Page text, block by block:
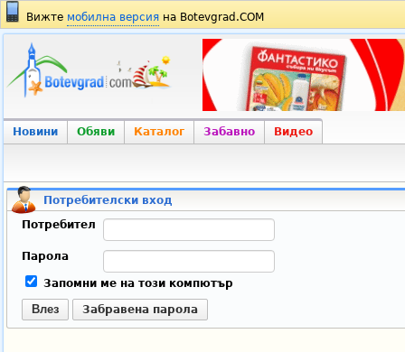
Вижте мобилна версия на Botevgrad.COM
Новини Обяви Каталог Забавно Видео
Потребителски вход
Потребител
Парола
Запомни ме на този компютър
Влез Забравена парола